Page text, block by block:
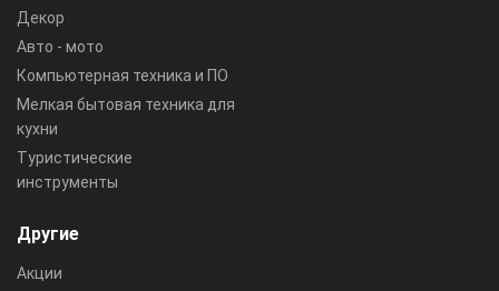
Декор
Авто - мото
Компьютерная техника и ПО
Мелкая бытовая техника для
кухни
Туристические
инструменты
Другие
Акции